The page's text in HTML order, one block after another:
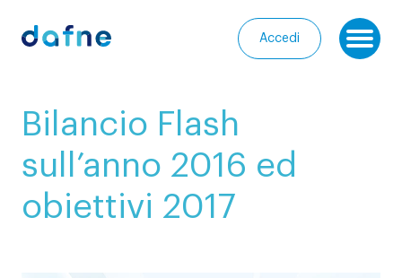
Consorzio Dafne Accedi
Homepage
Chi
siamo
nostri
progetti
nostri
Bilancio Flash
sull’anno 2016 ed
obiettivi 2017